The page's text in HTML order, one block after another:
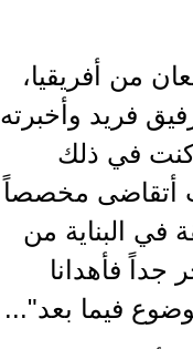
من أفريقيا،
فريد وأخبرته
في ذلك
أتقاضى مخصصاً
في البناية من
فأهدانا
فيما بعد"...